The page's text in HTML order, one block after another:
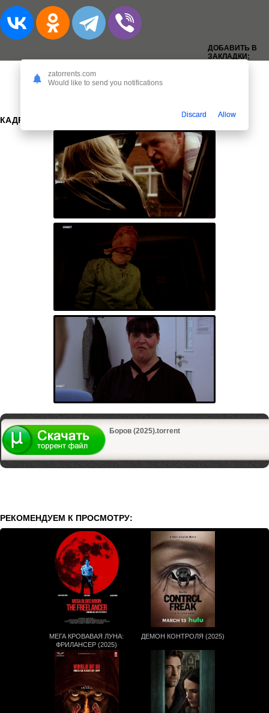
ДОБАВИТЬ В
ЗАКЛАДКИ:
КАДРЫ:
Боров (2025).torrent
РЕКОМЕНДУЕМ К ПРОСМОТРУ:
МЕГА КРОВАВАЯ ЛУНА:
ФРИЛАНСЕР (2025)
ДЕМОН КОНТРОЛЯ (2025)
zatorrents.com
Would like to send you notifications
Discard Allow